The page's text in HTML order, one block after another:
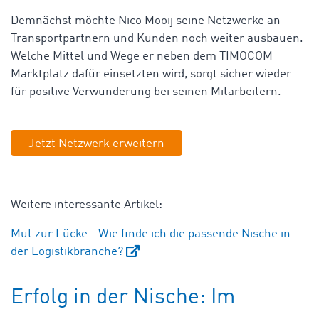
Demnächst möchte Nico Mooij seine Netzwerke an
Transportpartnern und Kunden noch weiter ausbauen.
Welche Mittel und Wege er neben dem TIMOCOM
Marktplatz dafür einsetzten wird, sorgt sicher wieder
für positive Verwunderung bei seinen Mitarbeitern.
Jetzt Netzwerk erweitern
Weitere interessante Artikel:
Mut zur Lücke - Wie finde ich die passende Nische in
der Logistikbranche?
Erfolg in der Nische: Im